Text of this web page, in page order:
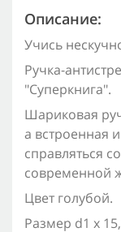
Описание:
Учись
Ручка-
"Суперкнига".
Шариковая
а встроенная
справляться
современной
Цвет голубой.
Размер d1 х